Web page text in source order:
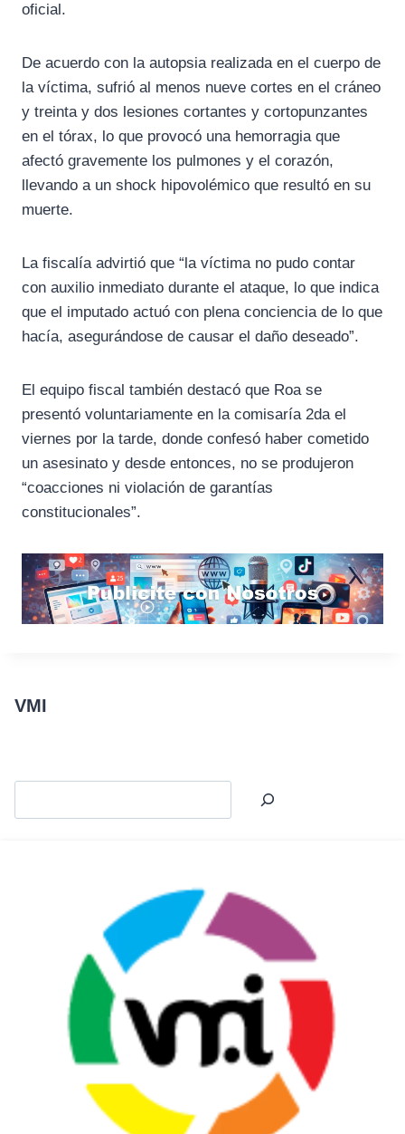
oficial.
De acuerdo con la autopsia realizada en el cuerpo de
la víctima, sufrió al menos nueve cortes en el cráneo
y treinta y dos lesiones cortantes y cortopunzantes
en el tórax, lo que provocó una hemorragia que
afectó gravemente los pulmones y el corazón,
llevando a un shock hipovolémico que resultó en su
muerte.
La fiscalía advirtió que “la víctima no pudo contar
con auxilio inmediato durante el ataque, lo que indica
que el imputado actuó con plena conciencia de lo que
hacía, asegurándose de causar el daño deseado”.
El equipo fiscal también destacó que Roa se
presentó voluntariamente en la comisaría 2da el
viernes por la tarde, donde confesó haber cometido
un asesinato y desde entonces, no se produjeron
“coacciones ni violación de garantías
constitucionales”.
VMI